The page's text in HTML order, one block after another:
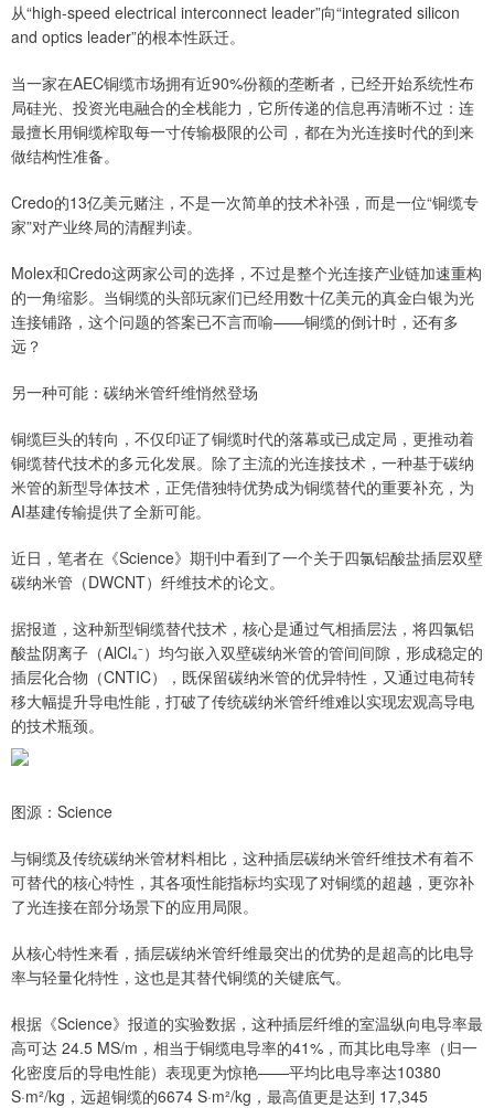
从“high-speed electrical interconnect leader”向“integrated silicon
and optics leader”的根本性跃迁。
当一家在AEC铜缆市场拥有近90%份额的垄断者，已经开始系统性布
局硅光、投资光电融合的全栈能力，它所传递的信息再清晰不过：连
最擅长用铜缆榨取每一寸传输极限的公司，都在为光连接时代的到来
做结构性准备。
Credo的13亿美元赌注，不是一次简单的技术补强，而是一位“铜缆专
家”对产业终局的清醒判读。
Molex和Credo这两家公司的选择，不过是整个光连接产业链加速重构
的一角缩影。当铜缆的头部玩家们已经用数十亿美元的真金白银为光
连接铺路，这个问题的答案已不言而喻——铜缆的倒计时，还有多
远？
另一种可能：碳纳米管纤维悄然登场
铜缆巨头的转向，不仅印证了铜缆时代的落幕或已成定局，更推动着
铜缆替代技术的多元化发展。除了主流的光连接技术，一种基于碳纳
米管的新型导体技术，正凭借独特优势成为铜缆替代的重要补充，为
AI基建传输提供了全新可能。
近日，笔者在《Science》期刊中看到了一个关于四氯铝酸盐插层双壁
碳纳米管（DWCNT）纤维技术的论文。
据报道，这种新型铜缆替代技术，核心是通过气相插层法，将四氯铝
酸盐阴离子（AlCl₄⁻）均匀嵌入双壁碳纳米管的管间间隙，形成稳定的
插层化合物（CNTIC），既保留碳纳米管的优异特性，又通过电荷转
移大幅提升导电性能，打破了传统碳纳米管纤维难以实现宏观高导电
的技术瓶颈。
图源：Science
与铜缆及传统碳纳米管材料相比，这种插层碳纳米管纤维技术有着不
可替代的核心特性，其各项性能指标均实现了对铜缆的超越，更弥补
了光连接在部分场景下的应用局限。
从核心特性来看，插层碳纳米管纤维最突出的优势的是超高的比电导
率与轻量化特性，这也是其替代铜缆的关键底气。
根据《Science》报道的实验数据，这种插层纤维的室温纵向电导率最
高可达 24.5 MS/m，相当于铜缆电导率的41%，而其比电导率（归一
化密度后的导电性能）表现更为惊艳——平均比电导率达10380
S·m²/kg，远超铜缆的6674 S·m²/kg，最高值更是达到 17,345